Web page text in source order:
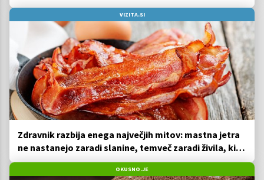
VIZITA.SI
Zdravnik razbija enega največjih mitov: mastna jetra
ne nastanejo zaradi slanine, temveč zaradi živila, ki
ga imamo vsi radi
OKUSNO.JE